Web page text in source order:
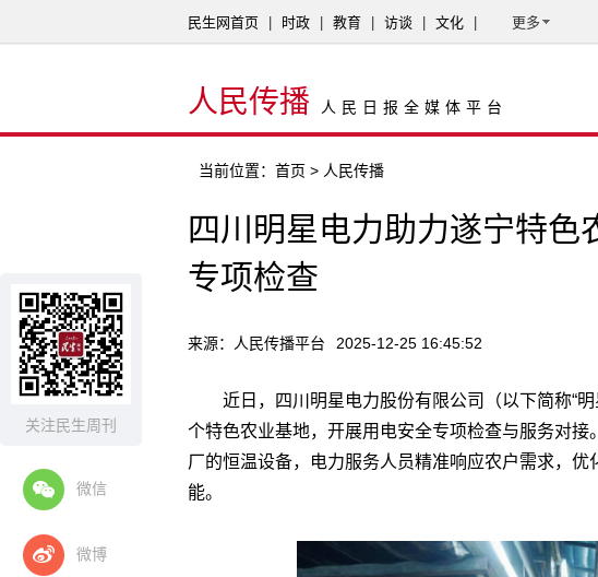
关注民生周刊
微信
微博
民生网首页 时政 教育 访谈 文化 更多
人民传播 人民日报全媒体平台
当前位置： 首页 > 人民传播
四川明星电力助力遂宁特色
专项检查
来源：人民传播平台 2025-12-25 16:45:52
近日，四川明星电力股份有限公司（以下简称“
个特色农业基地，开展用电安全专项检查与服务对
厂的恒温设备，电力服务人员精准响应农户需求，
能。